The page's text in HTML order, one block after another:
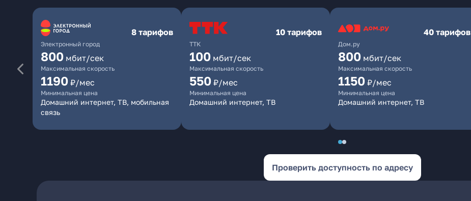
Электронный город
8 тарифов
800 мбит/сек
Максимальная скорость
1190 ₽/мес
Минимальная цена
Домашний интернет, ТВ, мобильная
связь
ТТК
10 тарифов
100 мбит/сек
Максимальная скорость
550 ₽/мес
Минимальная цена
Домашний интернет, ТВ
Дом.ру
40 тарифов
800 мбит/сек
Максимальная скорость
1150 ₽/мес
Минимальная цена
Домашний интернет, ТВ
Проверить доступность по адресу